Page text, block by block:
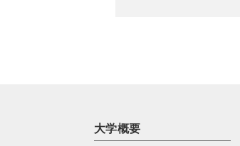
大学概要